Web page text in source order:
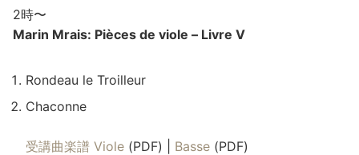
2時〜
Marin Mrais: Pièces de viole – Livre V
Rondeau le Troilleur
Chaconne
受講曲楽譜 Viole (PDF) | Basse (PDF)